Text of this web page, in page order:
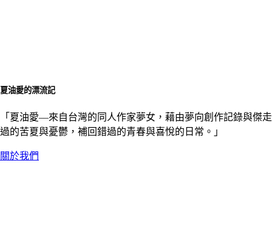
夏油愛的漂流記
「夏油愛––來自台灣的同人作家夢女，藉由夢向創作記錄與傑走
過的苦夏與憂鬱，補回錯過的青春與喜悅的日常。」
關於我們